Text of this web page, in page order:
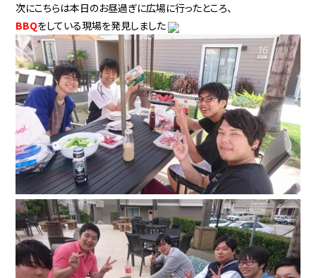
次にこちらは本日のお昼過ぎに広場に行ったところ、
BBQをしている現場を発見しました